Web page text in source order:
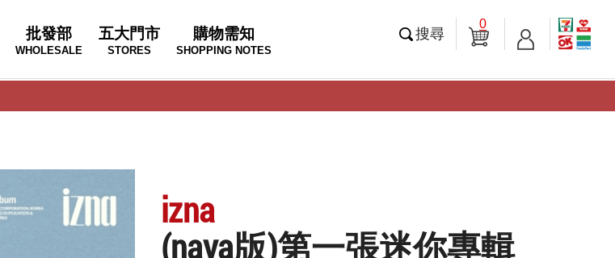
批發部
WHOLESALE
五大門市
STORES
購物需知
SHOPPING NOTES
搜尋
0
izna
(naya版)第一張迷你專輯